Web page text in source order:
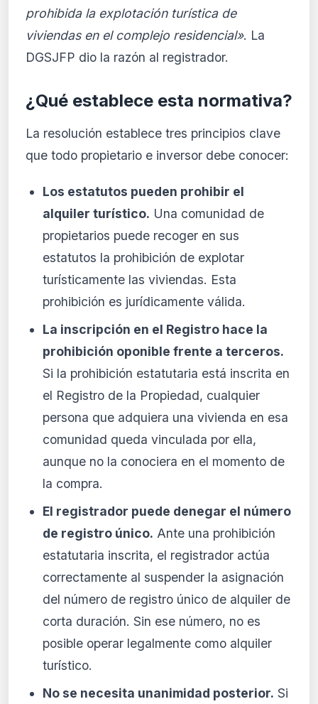
prohibida la explotación turística de
viviendas en el complejo residencial». La
DGSJFP dio la razón al registrador.
¿Qué establece esta normativa?
La resolución establece tres principios clave
que todo propietario e inversor debe conocer:
Los estatutos pueden prohibir el
alquiler turístico. Una comunidad de
propietarios puede recoger en sus
estatutos la prohibición de explotar
turísticamente las viviendas. Esta
prohibición es jurídicamente válida.
La inscripción en el Registro hace la
prohibición oponible frente a terceros.
Si la prohibición estatutaria está inscrita en
el Registro de la Propiedad, cualquier
persona que adquiera una vivienda en esa
comunidad queda vinculada por ella,
aunque no la conociera en el momento de
la compra.
El registrador puede denegar el número
de registro único. Ante una prohibición
estatutaria inscrita, el registrador actúa
correctamente al suspender la asignación
del número de registro único de alquiler de
corta duración. Sin ese número, no es
posible operar legalmente como alquiler
turístico.
No se necesita unanimidad posterior. Si